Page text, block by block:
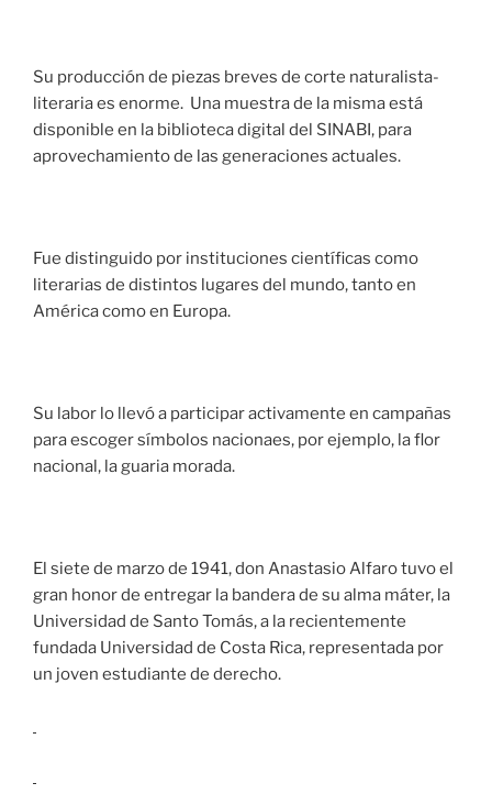
Su producción de piezas breves de corte naturalista-
literaria es enorme. Una muestra de la misma está
disponible en la biblioteca digital del SINABI, para
aprovechamiento de las generaciones actuales.
Fue distinguido por instituciones científicas como
literarias de distintos lugares del mundo, tanto en
América como en Europa.
Su labor lo llevó a participar activamente en campañas
para escoger símbolos nacionaes, por ejemplo, la flor
nacional, la guaria morada.
El siete de marzo de 1941, don Anastasio Alfaro tuvo el
gran honor de entregar la bandera de su alma máter, la
Universidad de Santo Tomás, a la recientemente
fundada Universidad de Costa Rica, representada por
un joven estudiante de derecho.